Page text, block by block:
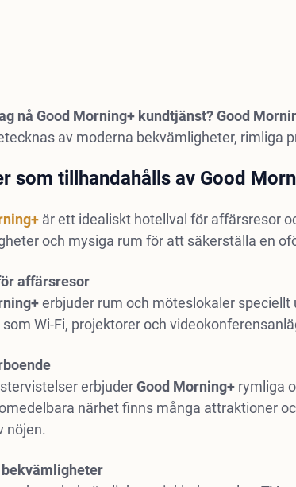
nå Good Morning+ kundtjänst? Good
av moderna bekvämligheter, rimliga
som tillhandahålls av Good
är ett idealiskt hotellval för affärsresor
och mysiga rum för att säkerställa en
affärsresor
erbjuder rum och möteslokaler
Wi-Fi, projektorer och
erbjuderGood Morning+rymliga
närhet finns många attraktioner
nöjen.